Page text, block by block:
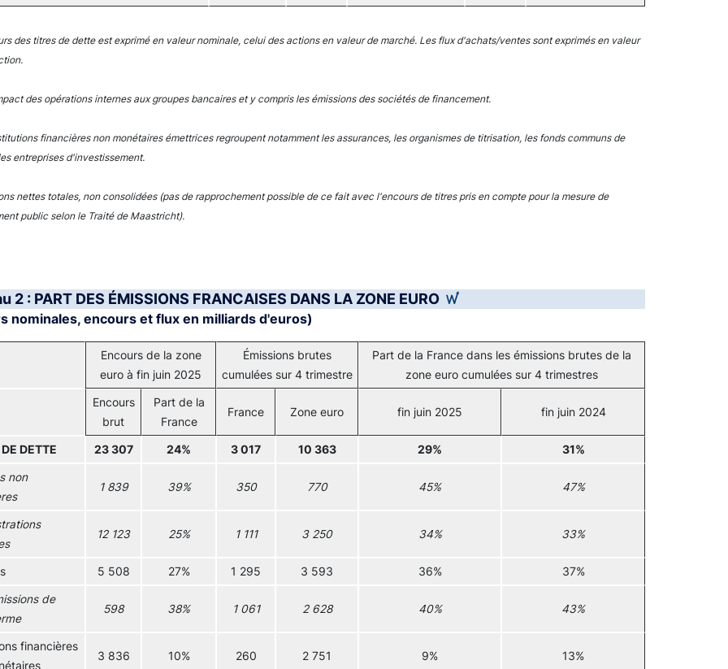
des titres de dette est exprimé en valeur nominale, celui des actions en valeur de marché. Les flux d'achats/ventes sont exprimés en valeur
des opérations internes aux groupes bancaires et y compris les émissions des sociétés de financement.
financières non monétaires émettrices regroupent notamment les assurances, les organismes de titrisation, les fonds communs de
entreprises d'investissement.
nettes totales, non consolidées (pas de rapprochement possible de ce fait avec l'encours de titres pris en compte pour la mesure de
public selon le Traité de Maastricht).
2 : PART DES ÉMISSIONS FRANCAISES DANS LA ZONE EURO
nominales, encours et flux en milliards d'euros)
Encours de la zone
euro à fin juin 2025
Émissions brutes
cumulées sur 4 trimestre
Part de la France dans les émissions brutes de la
zone euro cumulées sur 4 trimestres
Encours
brut
Part de la
France
France Zone euro fin juin 2025 fin juin 2024
DETTE 23 307 24% 3 017 10 363 29% 31%
non
1 839 39% 350 770 45% 47%
12 123 25% 1 111 3 250 34% 33%
5 508 27% 1 295 3 593 36% 37%
de
598 38% 1 061 2 628 40% 43%
financières
3 836 10% 260 2 751 9% 13%